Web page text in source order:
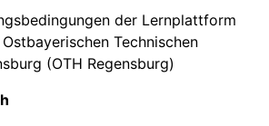
der Lernplattform
Technischen
(OTH Regensburg)